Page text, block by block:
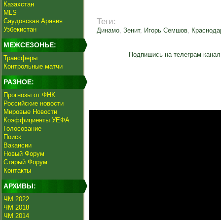
Казахстан
MLS
Саудовская Аравия
Узбекистан
МЕЖСЕЗОНЬЕ:
Трансферы
Контрольные матчи
РАЗНОЕ:
Прогнозы от ФНК
Российские новости
Мировые Новости
Коэффициенты УЕФА
Голосование
Поиск
Вакансии
Новый Форум
Старый Форум
Контакты
АРХИВЫ:
ЧМ 2022
ЧМ 2018
ЧМ 2014
Теги:
Динамо, Зенит, Игорь Семшов,
Подпишись на телеграм-